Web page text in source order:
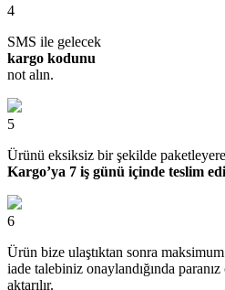
4
SMS ile gelecek
kargo kodunu
not alın.
5
Ürünü eksiksiz bir şekilde
Kargo’ya 7 iş günü içinde teslim
6
Ürün bize ulaştıktan sonra maksimum
iade talebiniz onaylandığında
aktarılır.